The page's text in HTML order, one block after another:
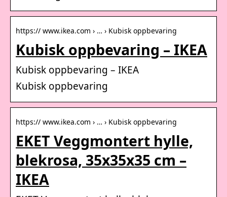
https:// www.ikea.com › … › Kubisk oppbevaring
Kubisk oppbevaring – IKEA
Kubisk oppbevaring – IKEA
Kubisk oppbevaring
https:// www.ikea.com › … › Kubisk oppbevaring
EKET Veggmontert hylle,
blekrosa, 35x35x35 cm –
IKEA